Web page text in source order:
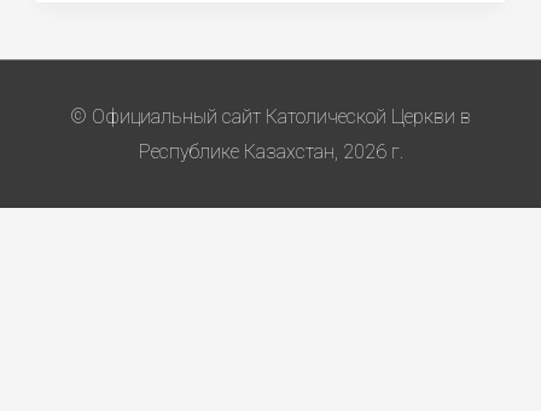
© Официальный сайт Католической Церкви в
Республике Казахстан, 2026 г.